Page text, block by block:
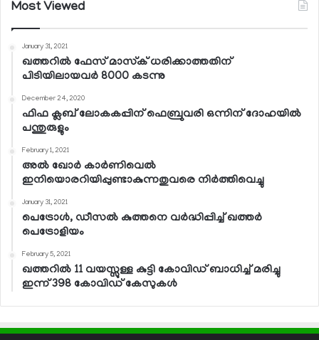
Most Viewed
January 31, 2021
ഖത്തറില്‍ ഫേസ് മാസ്‌ക് ധരിക്കാത്തതിന്
പിടിയിലായവര്‍ 8000 കടന്നു
December 24, 2020
ഫിഫ ക്ലബ് ലോകകപ്പിന് ഫെബ്രുവരി ഒന്നിന് ദോഹയില്‍
പന്തുരുളും
February 1, 2021
അല്‍ ഖോര്‍ കാര്‍ണിവെല്‍
ഇനിയൊരറിയിപ്പുണ്ടാകുന്നതുവരെ നിര്‍ത്തിവെച്ചു
January 31, 2021
പെട്രോള്‍, ഡീസല്‍ കുത്തനെ വര്‍ദ്ധിപ്പിച്ച് ഖത്തര്‍
പെട്രോളിയം
February 5, 2021
ഖത്തറില്‍ 11 വയസ്സുള്ള കുട്ടി കോവിഡ് ബാധിച്ച് മരിച്ചു
ഇന്ന് 398 കോവിഡ് കേസുകള്‍